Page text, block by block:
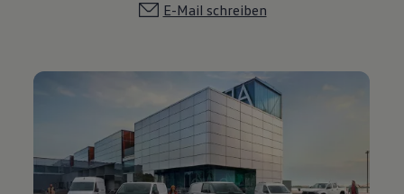
E-Mail schreiben